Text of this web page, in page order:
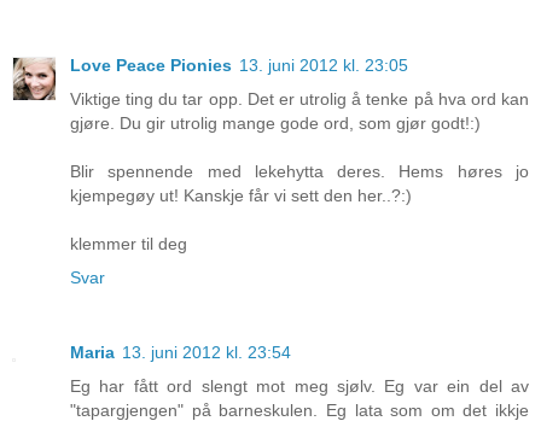
Love Peace Pionies 13. juni 2012 kl. 23:05
Viktige ting du tar opp. Det er utrolig å tenke på hva ord kan
gjøre. Du gir utrolig mange gode ord, som gjør godt!:)
Blir spennende med lekehytta deres. Hems høres jo
kjempegøy ut! Kanskje får vi sett den her..?:)
klemmer til deg
Svar
Maria 13. juni 2012 kl. 23:54
Eg har fått ord slengt mot meg sjølv. Eg var ein del av
"tapargjengen" på barneskulen. Eg lata som om det ikkje